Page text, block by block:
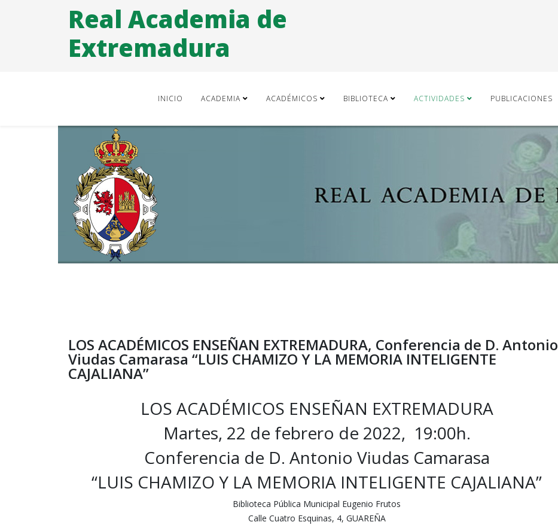
Real Academia de
Extremadura
INICIO ACADEMIA ACADÉMICOS BIBLIOTECA ACTIVIDADES PUBLICACIONES
LOS ACADÉMICOS ENSEÑAN EXTREMADURA, Conferencia de D. Antonio
Viudas Camarasa “LUIS CHAMIZO Y LA MEMORIA INTELIGENTE
CAJALIANA”
LOS ACADÉMICOS ENSEÑAN EXTREMADURA
Martes, 22 de febrero de 2022, 19:00h.
Conferencia de D. Antonio Viudas Camarasa
“LUIS CHAMIZO Y LA MEMORIA INTELIGENTE CAJALIANA”
Biblioteca Pública Municipal Eugenio Frutos
Calle Cuatro Esquinas, 4, GUAREÑA